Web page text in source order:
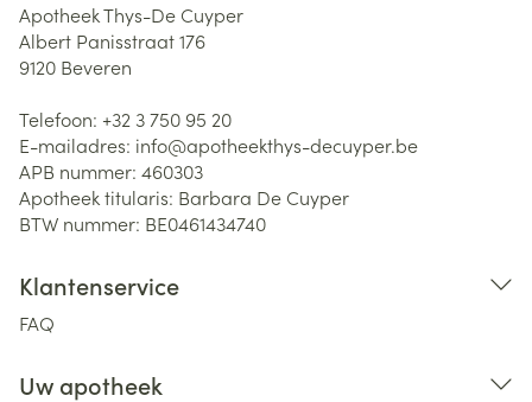
Apotheek Thys-De Cuyper
Albert Panisstraat 176
9120 Beveren
Telefoon: +32 3 750 95 20
E-mailadres: info@apotheekthys-decuyper.be
APB nummer: 460303
Apotheek titularis: Barbara De Cuyper
BTW nummer: BE0461434740
Klantenservice
FAQ
Uw apotheek